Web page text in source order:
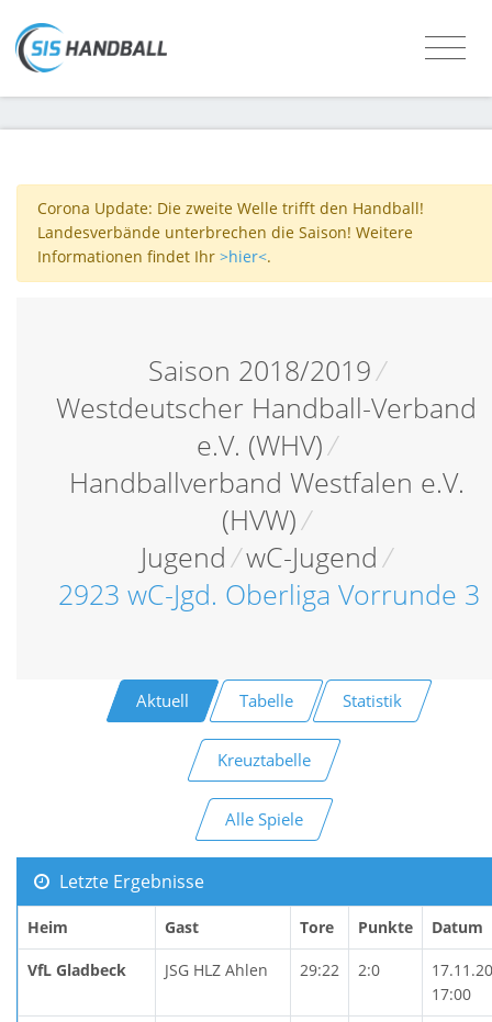
Corona Update: Die zweite Welle trifft den Handball!
Landesverbände unterbrechen die Saison! Weitere
Informationen findet Ihr >hier<.
Saison 2018/2019/
Westdeutscher Handball-Verband
e.V. (WHV)/
Handballverband Westfalen e.V.
(HVW)/
Jugend /wC-Jugend /
2923 wC-Jgd. Oberliga Vorrunde 3
Aktuell Tabelle Statistik
Kreuztabelle
Alle Spiele
Letzte Ergebnisse
Heim Gast Tore Punkte Datum
VfL Gladbeck JSG HLZ Ahlen 29:22 2:0
17:00